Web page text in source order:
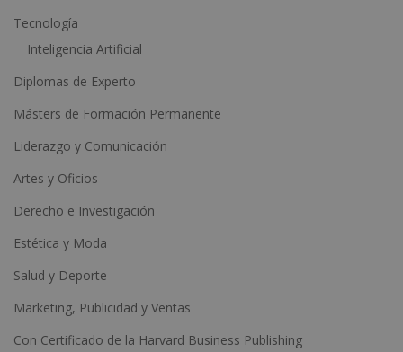
Tecnología
Inteligencia Artificial
Diplomas de Experto
Másters de Formación Permanente
Liderazgo y Comunicación
Artes y Oficios
Derecho e Investigación
Estética y Moda
Salud y Deporte
Marketing, Publicidad y Ventas
Con Certificado de la Harvard Business Publishing